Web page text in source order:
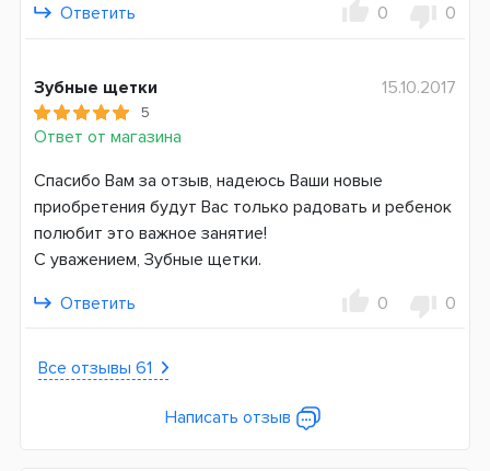
Германия
Ответить
0 0
Зубные щетки
5
Ответ от магазина
15.10.2017
Спасибо Вам за отзыв, надеюсь Ваши новые
приобретения будут Вас только радовать и ребенок
полюбит это важное занятие!
С уважением, Зубные щетки.
Ответить
0 0
Все отзывы 61
Написать отзыв